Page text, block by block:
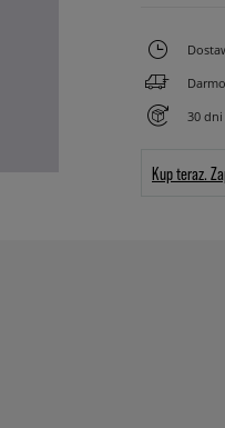
30
Kup teraz.